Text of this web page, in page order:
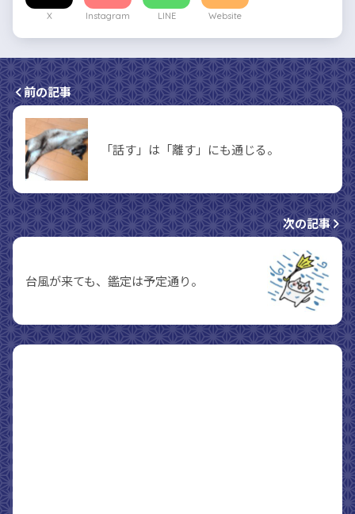
X Instagram LINE Website
前の記事
「話す」は「離す」にも通じる。
次の記事
台風が来ても、鑑定は予定通り。